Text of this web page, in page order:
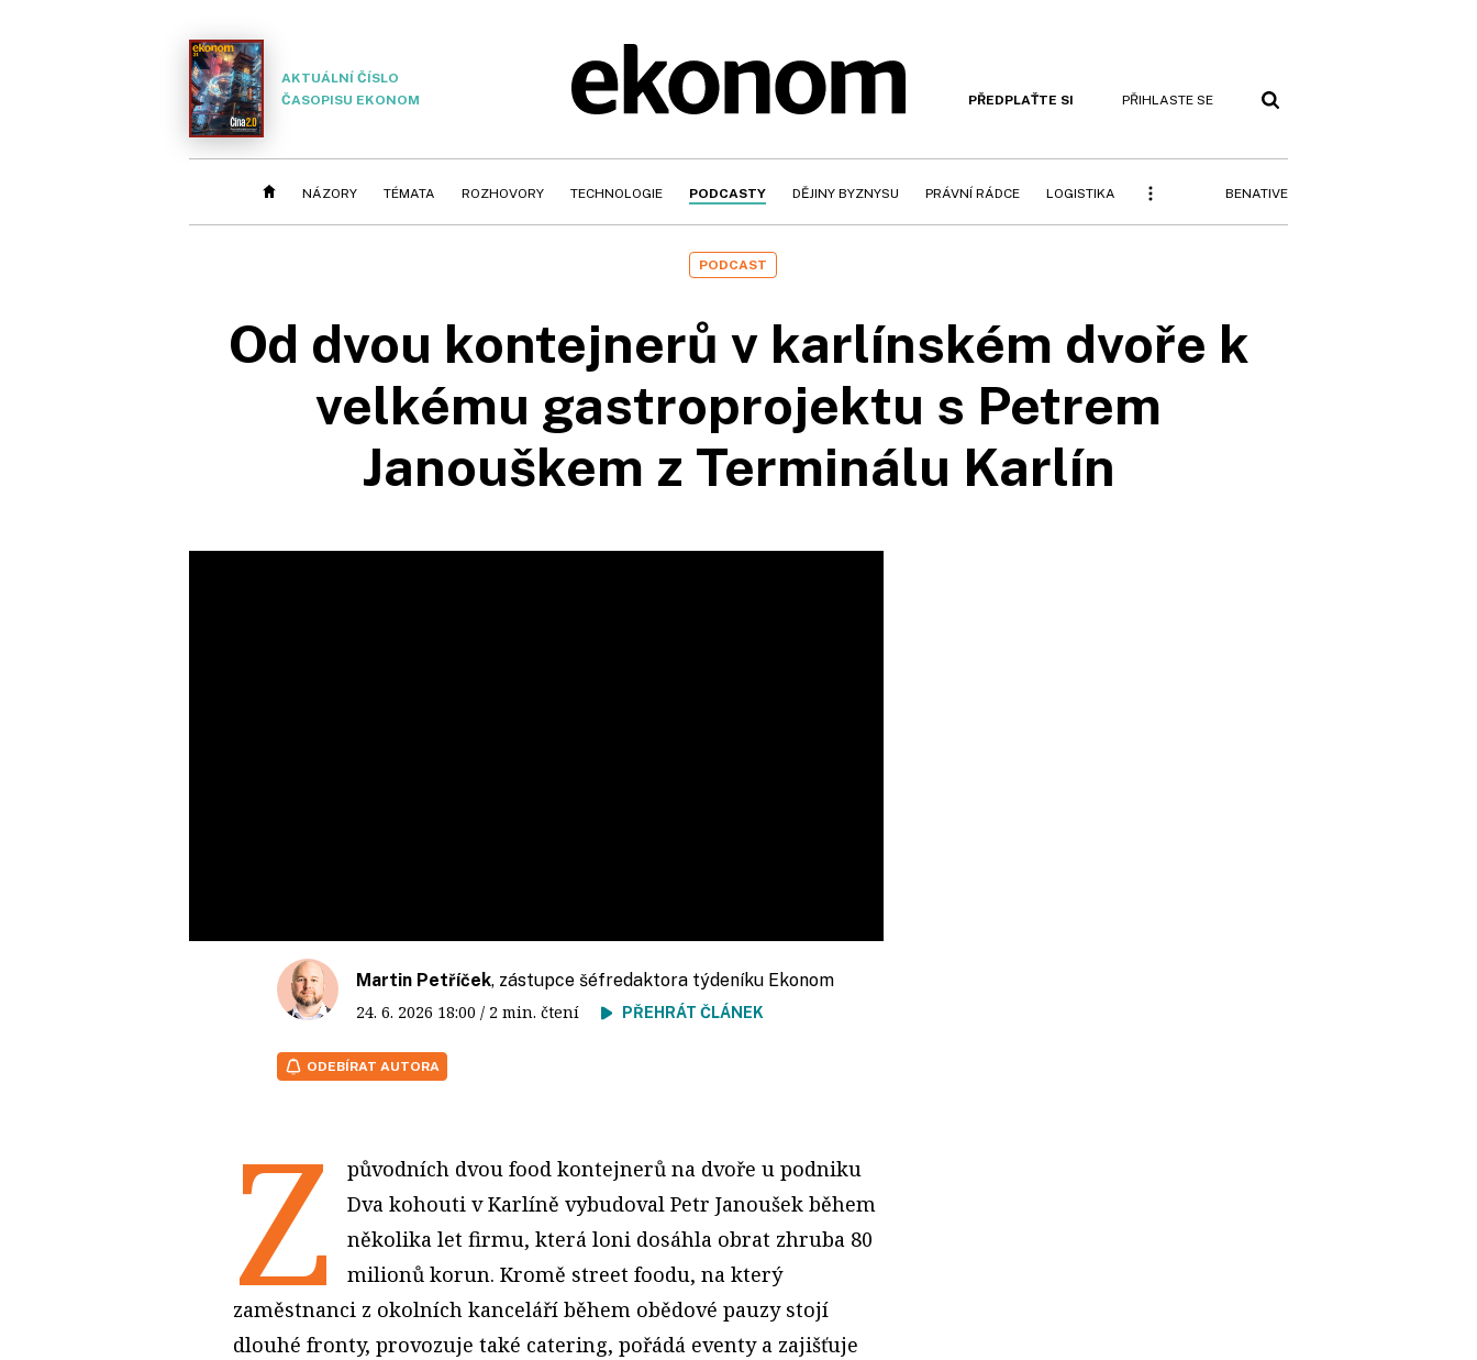
AKTUÁLNÍ ČÍSLO
ČASOPISU EKONOM
PŘEDPLAŤTE SI PŘIHLASTE SE
NÁZORY TÉMATA ROZHOVORY TECHNOLOGIE PODCASTY DĚJINY BYZNYSU PRÁVNÍ RÁDCE LOGISTIKA BENATIVE
PODCAST
Od dvou kontejnerů v karlínském dvoře k
velkému gastroprojektu s Petrem
Janouškem z Terminálu Karlín
Martin Petříček, zástupce šéfredaktora týdeníku Ekonom
24. 6. 2026 18:00 / 2 min. čtení PŘEHRÁT ČLÁNEK
ODEBÍRAT AUTORA
Z
původních dvou food kontejnerů na dvoře u podniku
Dva kohouti v Karlíně vybudoval Petr Janoušek během
několika let firmu, která loni dosáhla obrat zhruba 80
milionů korun. Kromě street foodu, na který
zaměstnanci z okolních kanceláří během obědové pauzy stojí
dlouhé fronty, provozuje také catering, pořádá eventy a zajišťuje